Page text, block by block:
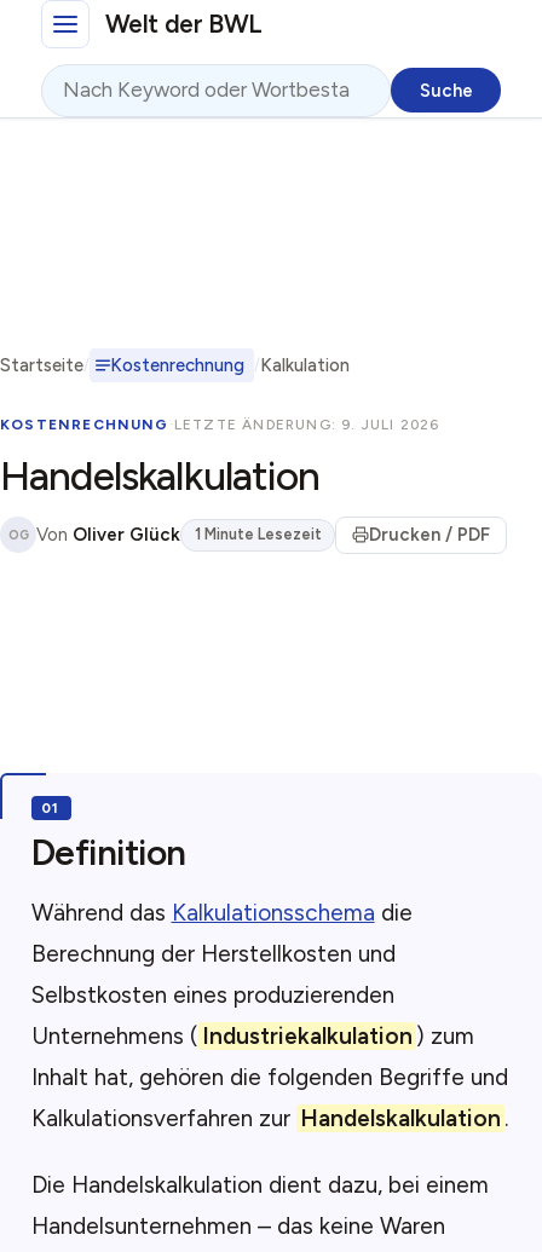
Direkt zum InhaltWelt der BWL
Suche
Startseite Kostenrechnung Kalkulation
KOSTENRECHNUNG · LETZTE ÄNDERUNG: 9. JULI 2026
Handelskalkulation
OG Von Oliver Glück 1 Minute Lesezeit Drucken / PDF
Definition
Während das Kalkulationsschema die
Berechnung der Herstellkosten und
Selbstkosten eines produzierenden
Unternehmens ( Industriekalkulation ) zum
Inhalt hat, gehören die folgenden Begriffe und
Kalkulationsverfahren zur Handelskalkulation .
Die Handelskalkulation dient dazu, bei einem
Handelsunternehmen – das keine Waren